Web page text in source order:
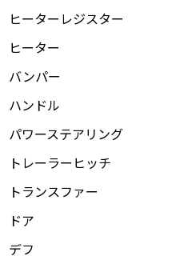
ヒーターレジスター
ヒーター
バンパー
ハンドル
パワーステアリング
トレーラーヒッチ
トランスファー
ドア
デフ